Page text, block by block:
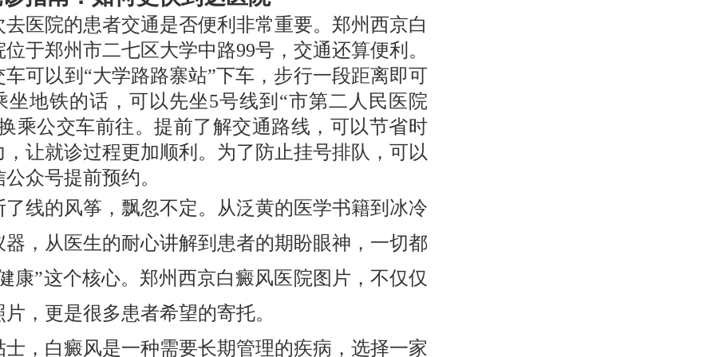
去医院的患者交通是否便利非常重要。郑州西京白
于郑州市二七区大学中路99号，交通还算便利。
车可以到“大学路路寨站”下车，步行一段距离即可
坐地铁的话，可以先坐5号线到“市第二人民医院
乘公交车前往。提前了解交通路线，可以节省时
，让就诊过程更加顺利。为了防止挂号排队，可以
众号提前预约。
了线的风筝，飘忽不定。从泛黄的医学书籍到冰冷
器，从医生的耐心讲解到患者的期盼眼神，一切都
康”这个核心。郑州西京白癜风医院图片，不仅仅
，更是很多患者希望的寄托。
士，白癜风是一种需要长期管理的疾病，选择一家